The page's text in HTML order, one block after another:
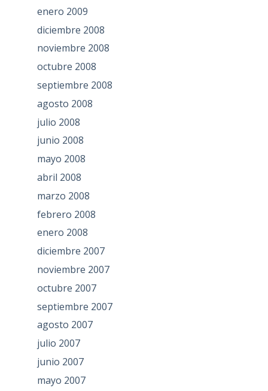
enero 2009
diciembre 2008
noviembre 2008
octubre 2008
septiembre 2008
agosto 2008
julio 2008
junio 2008
mayo 2008
abril 2008
marzo 2008
febrero 2008
enero 2008
diciembre 2007
noviembre 2007
octubre 2007
septiembre 2007
agosto 2007
julio 2007
junio 2007
mayo 2007